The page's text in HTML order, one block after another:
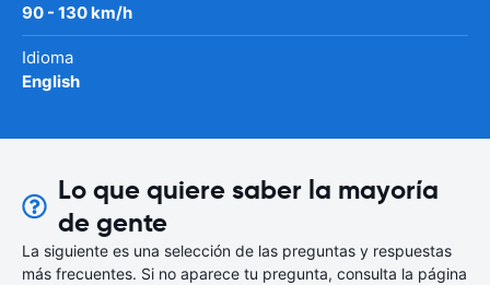
90 - 130 km/h
Idioma
English
Lo que quiere saber la mayoría
de gente
La siguiente es una selección de las preguntas y respuestas
más frecuentes. Si no aparece tu pregunta, consulta la página